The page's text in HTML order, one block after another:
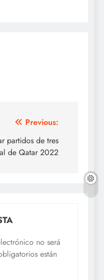
Previous:
partidos de tres
de Qatar 2022
no será
están